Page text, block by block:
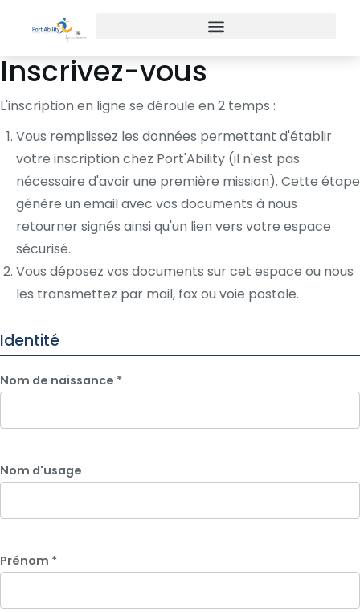
Inscrivez-vous
L'inscription en ligne se déroule en 2 temps :
Vous remplissez les données permettant d'établir
votre inscription chez Port'Ability (il n'est pas
nécessaire d'avoir une première mission). Cette étape
génère un email avec vos documents à nous
retourner signés ainsi qu'un lien vers votre espace
sécurisé.
Vous déposez vos documents sur cet espace ou nous
les transmettez par mail, fax ou voie postale.
Identité
Nom de naissance *
Nom d'usage
Prénom *